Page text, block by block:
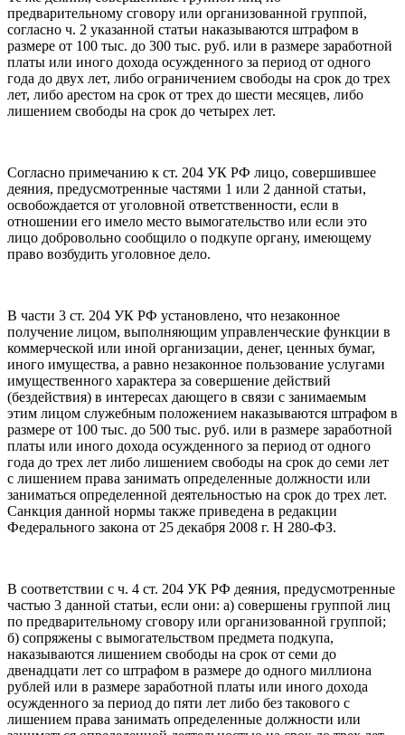
предварительному сговору или организованной группой,
согласно ч. 2 указанной статьи наказываются штрафом в
размере от 100 тыс. до 300 тыс. руб. или в размере заработной
платы или иного дохода осужденного за период от одного
года до двух лет, либо ограничением свободы на срок до трех
лет, либо арестом на срок от трех до шести месяцев, либо
лишением свободы на срок до четырех лет.
Согласно примечанию к ст. 204 УК РФ лицо, совершившее
деяния, предусмотренные частями 1 или 2 данной статьи,
освобождается от уголовной ответственности, если в
отношении его имело место вымогательство или если это
лицо добровольно сообщило о подкупе органу, имеющему
право возбудить уголовное дело.
В части 3 ст. 204 УК РФ установлено, что незаконное
получение лицом, выполняющим управленческие функции в
коммерческой или иной организации, денег, ценных бумаг,
иного имущества, а равно незаконное пользование услугами
имущественного характера за совершение действий
(бездействия) в интересах дающего в связи с занимаемым
этим лицом служебным положением наказываются штрафом в
размере от 100 тыс. до 500 тыс. руб. или в размере заработной
платы или иного дохода осужденного за период от одного
года до трех лет либо лишением свободы на срок до семи лет
с лишением права занимать определенные должности или
заниматься определенной деятельностью на срок до трех лет.
Санкция данной нормы также приведена в редакции
Федерального закона от 25 декабря 2008 г. Н 280-ФЗ.
В соответствии с ч. 4 ст. 204 УК РФ деяния, предусмотренные
частью 3 данной статьи, если они: а) совершены группой лиц
по предварительному сговору или организованной группой;
б) сопряжены с вымогательством предмета подкупа,
наказываются лишением свободы на срок от семи до
двенадцати лет со штрафом в размере до одного миллиона
рублей или в размере заработной платы или иного дохода
осужденного за период до пяти лет либо без такового с
лишением права занимать определенные должности или